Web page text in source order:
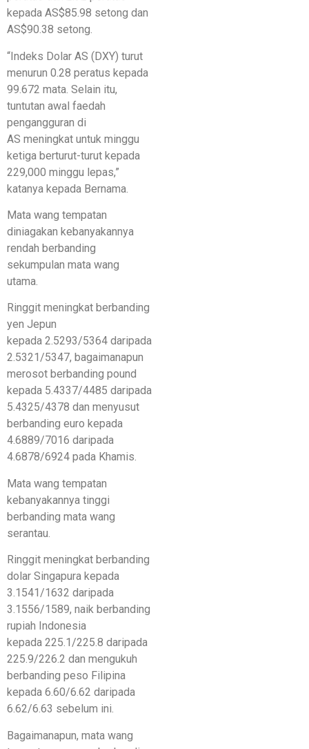
kepada AS$85.98 setong dan
AS$90.38 setong.
“Indeks Dolar AS (DXY) turut
menurun 0.28 peratus kepada
99.672 mata. Selain itu,
tuntutan awal faedah
pengangguran di
AS meningkat untuk minggu
ketiga berturut-turut kepada
229,000 minggu lepas,”
katanya kepada Bernama.
Mata wang tempatan
diniagakan kebanyakannya
rendah berbanding
sekumpulan mata wang
utama.
Ringgit meningkat berbanding
yen Jepun
kepada 2.5293/5364 daripada
2.5321/5347, bagaimanapun
merosot berbanding pound
kepada 5.4337/4485 daripada
5.4325/4378 dan menyusut
berbanding euro kepada
4.6889/7016 daripada
4.6878/6924 pada Khamis.
Mata wang tempatan
kebanyakannya tinggi
berbanding mata wang
serantau.
Ringgit meningkat berbanding
dolar Singapura kepada
3.1541/1632 daripada
3.1556/1589, naik berbanding
rupiah Indonesia
kepada 225.1/225.8 daripada
225.9/226.2 dan mengukuh
berbanding peso Filipina
kepada 6.60/6.62 daripada
6.62/6.63 sebelum ini.
Bagaimanapun, mata wang